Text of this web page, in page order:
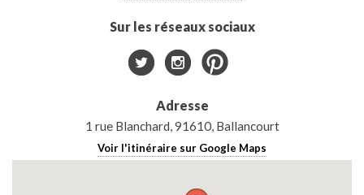
Sur les réseaux sociaux
Adresse
1 rue Blanchard, 91610, Ballancourt
Voir l'itinéraire sur Google Maps